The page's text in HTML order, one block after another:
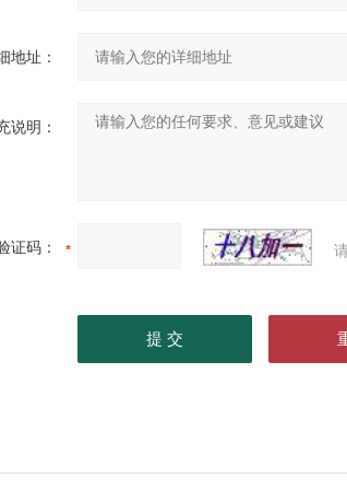
地址：
说明：
证码：